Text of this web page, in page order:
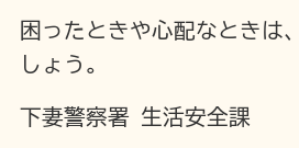
困ったときや心配なときは
しょう。
下妻警察署 生活安全課